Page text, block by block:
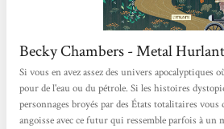
Becky Chambers - Metal
Si vous en avez assez des univers apocalyptiques
pour de l'eau ou du pétrole. Si les histoires
personnages broyés par des États totalitaires
angoisse avec ce futur qui ressemble parfois à un